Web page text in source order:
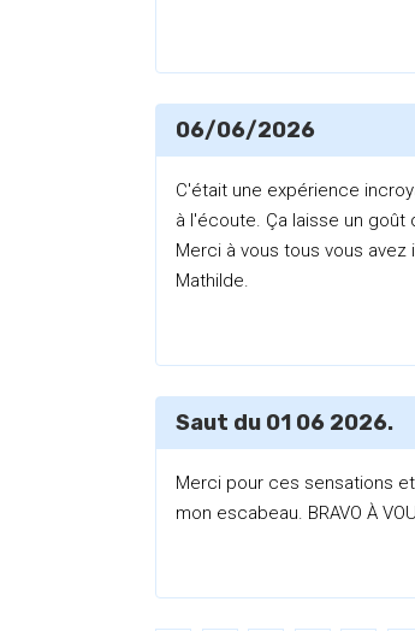
06/06/2026
C'était une expérience
à l'écoute. Ça laisse un goût
Merci à vous tous vous avez
Mathilde.
Saut du 01 06 2026.
Merci pour ces sensations
mon escabeau. BRAVO À